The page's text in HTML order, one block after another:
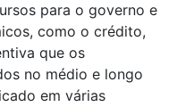
para o governo e
como o crédito,
que os
no médio e longo
em várias